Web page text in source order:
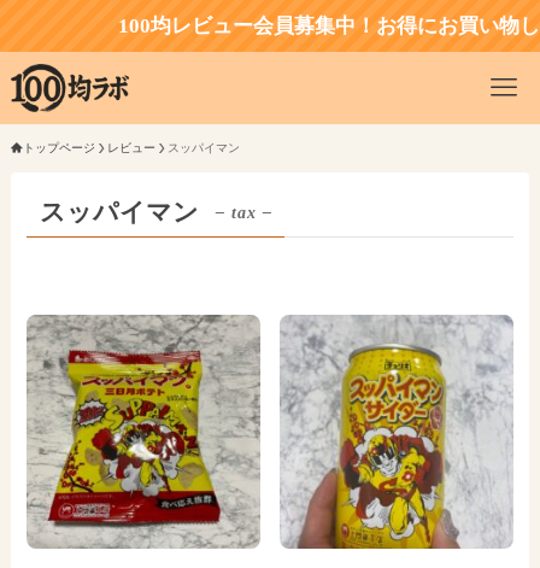
100均レビュー会員募集中！お得にお買い物し
トップページ レビュー スッパイマン
スッパイマン – tax –